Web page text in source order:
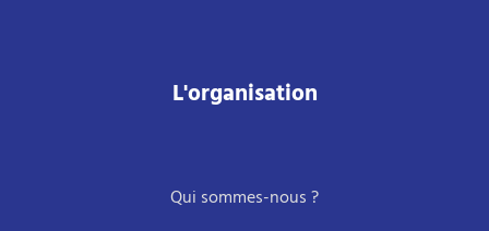
L'organisation
Qui sommes-nous ?